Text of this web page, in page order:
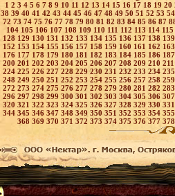
1 2 3 4 5 6 7 8 9 10 11 12 13 14 15 16 17 18 19 20
38 39 40 41 42 43 44 45 46 47 48 49 50 51 52 53 54
72 73 74 75 76 77 78 79 80 81 82 83 84 85 86 87
104 105 106 107 108 109 110 111 112 113 114 115
128 129 130 131 132 133 134 135 136 137138 139
152 153 154 155 156 157 158 159 160 161 162 163
176 177 178 179 180 181 182 183 184 185 186 187
200 201 202 203 204 205 206 207 208 209 210 211
224 225 226 227 228 229230 231 232 233 234 235
248 249 250 251 252 253 254 255 256 257 258 259
272 273 274 275 276 277 278 279 280 281 282 283
296 297 298 299 300 301 302 303 304 305 306 307
320 321 322 323 324 325 326 327 328 329 330 331
344 345 346 347 348 349 350 351 352 353 354 355
368 369 370 371 372 373 374 375 376377 378